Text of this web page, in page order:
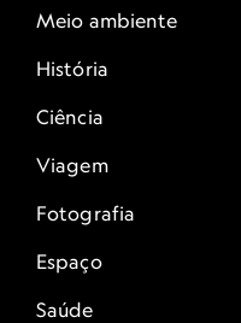
Meio ambiente
História
Ciência
Viagem
Fotografia
Espaço
Saúde